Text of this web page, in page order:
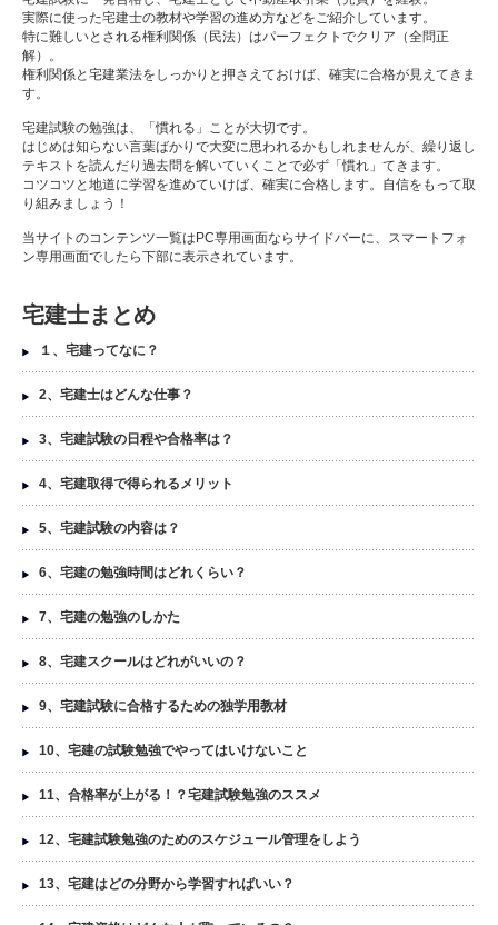
実際に使った宅建士の教材や学習の進め方などをご紹介しています。
特に難しいとされる権利関係（民法）はパーフェクトでクリア（全問正
解）。
権利関係と宅建業法をしっかりと押さえておけば、確実に合格が見えてきま
す。
宅建試験の勉強は、「慣れる」ことが大切です。
はじめは知らない言葉ばかりで大変に思われるかもしれませんが、繰り返し
テキストを読んだり過去問を解いていくことで必ず「慣れ」てきます。
コツコツと地道に学習を進めていけば、確実に合格します。自信をもって取
り組みましょう！
当サイトのコンテンツ一覧はPC専用画面ならサイドバーに、スマートフォ
ン専用画面でしたら下部に表示されています。
宅建士まとめ
１、宅建ってなに？
2、宅建士はどんな仕事？
3、宅建試験の日程や合格率は？
4、宅建取得で得られるメリット
5、宅建試験の内容は？
6、宅建の勉強時間はどれくらい？
7、宅建の勉強のしかた
8、宅建スクールはどれがいいの？
9、宅建試験に合格するための独学用教材
10、宅建の試験勉強でやってはいけないこと
11、合格率が上がる！？宅建試験勉強のススメ
12、宅建試験勉強のためのスケジュール管理をしよう
13、宅建はどの分野から学習すればいい？